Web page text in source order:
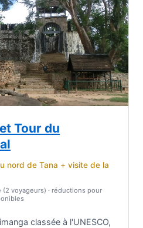
Tour du
nord de Tana + visite de la
(2 voyageurs) · réductions pour
classée à l'UNESCO,